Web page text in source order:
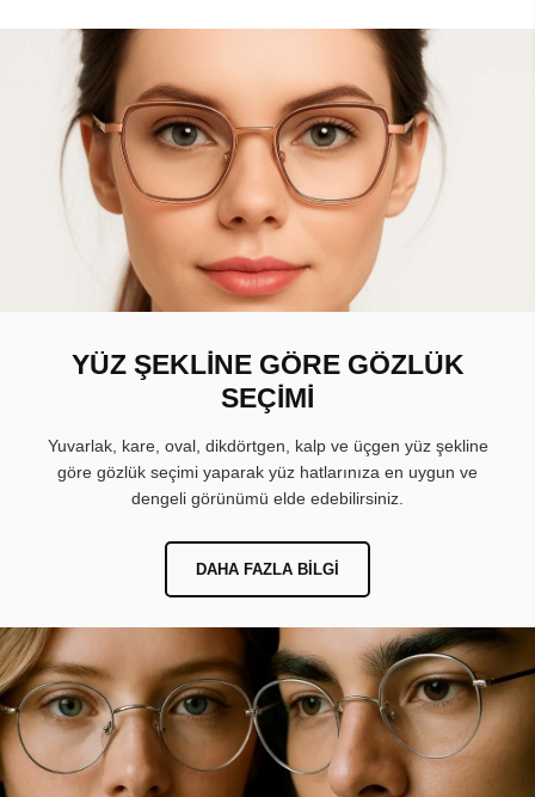
YÜZ ŞEKLİNE GÖRE GÖZLÜK
SEÇİMİ
Yuvarlak, kare, oval, dikdörtgen, kalp ve üçgen yüz şekline
göre gözlük seçimi yaparak yüz hatlarınıza en uygun ve
dengeli görünümü elde edebilirsiniz.
DAHA FAZLA BILGI